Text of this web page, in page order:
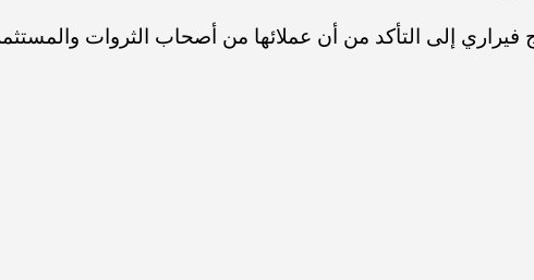
فيراري إلى التأكد من أن عملائها من أصحاب الثروات